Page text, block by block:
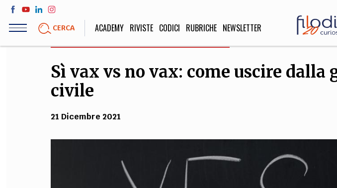
Salta
contenuto
CERCA ACADEMY RIVISTE CODICI RUBRICHE NEWSLETTER
LIFE STYLE
Sport, Cucina, Viaggi,
SOCIETÀ
STORIA E FILOSOFIA
Scienze storiche,
umanistiche, Religione
Scienze
Sì vax vs no vax: come uscire dalla
civile
21 Dicembre 2021